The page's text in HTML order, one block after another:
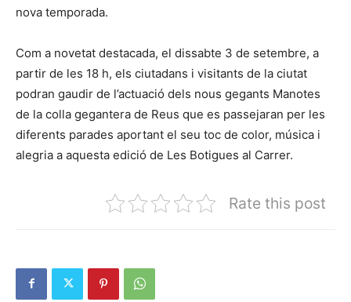
nova temporada.
Com a novetat destacada, el dissabte 3 de setembre, a
partir de les 18 h, els ciutadans i visitants de la ciutat
podran gaudir de l’actuació dels nous gegants Manotes
de la colla gegantera de Reus que es passejaran per les
diferents parades aportant el seu toc de color, música i
alegria a aquesta edició de Les Botigues al Carrer.
Rate this post